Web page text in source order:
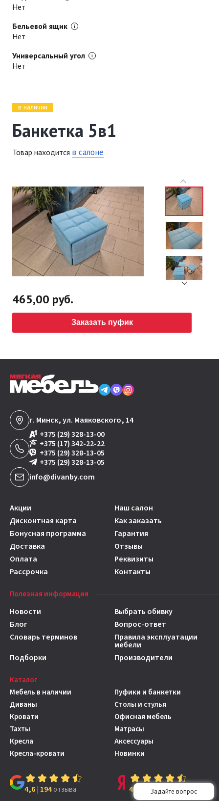
Нет
Бельевой ящик
Нет
Универсальный угол
Нет
в наличии
Банкетка 5в1
Товар находится в салоне
465,00 руб.
Заказать пуфик
г. Минск, ул. Маяковского, 14
+375 (29) 328-13-00
+375 (17) 342-22-22
+375 (29) 328-13-05
+375 (29) 328-13-05
info@divanby.com
Акции
Наш салон
Дисконтная карта
Как заказать
Бонусная программа
Гарантия
Доставка
Отзывы
Оплата
Реквизиты
Рассрочка
Контакты
Полезная информация
Новости
Выбрать обивку
Блог
Вопрос-ответ
Словарь терминов
Правила эксплуатации
мебели
Подборки
Производители
Каталог
Мебель в наличии
Диваны
Кровати
Тахты
Кресла
Кресла-кровати
Пуфики и банкетки
Столы и стулья
Офисная мебель
Матрасы
Аксессуары
Новинки
4,6| 194отзыва 4,7 149отзывов